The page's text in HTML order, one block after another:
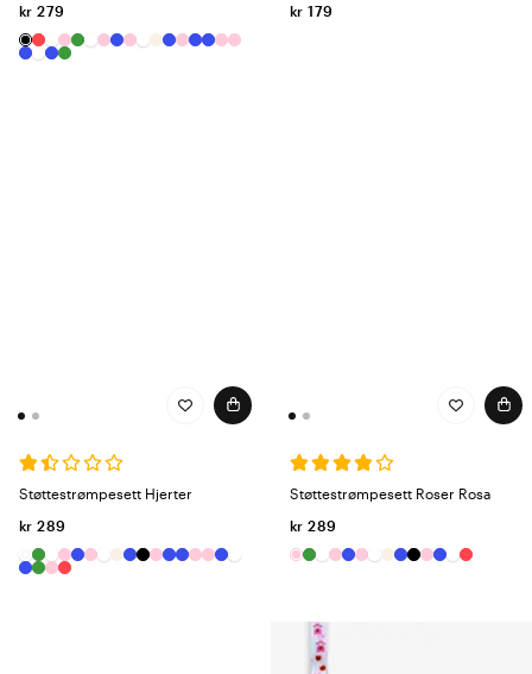
kr 279
kr 179
Støttestrømpesett Hjerter
kr 289
Støttestrømpesett Roser Rosa
kr 289